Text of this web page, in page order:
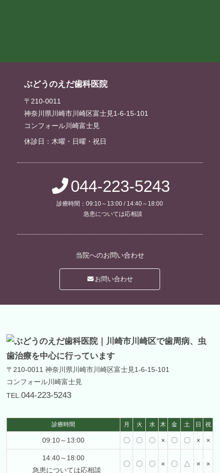
ぶどうのえだ歯科医院
〒210-0011
神奈川県川崎市川崎区富士見1-6-15-101
コンフォール川崎富士見
休診日：木曜・日曜・祝日
044-223-5243
診療時間：09:10～13:00 / 14:40～18:00
急患については応相談
当院へのお問い合わせ
お問い合わせ
〒210-0011神奈川県川崎市川崎区富士見1-6-15-101
コンフォール川崎富士見
TEL.044-223-5243
診療時間 月 火 水 木 金 土 日 祝
09:10～13:00 〇 〇 〇 × 〇 〇 × ×
14:40～18:00
急患については応相談
〇 〇 〇 × 〇 △ × ×